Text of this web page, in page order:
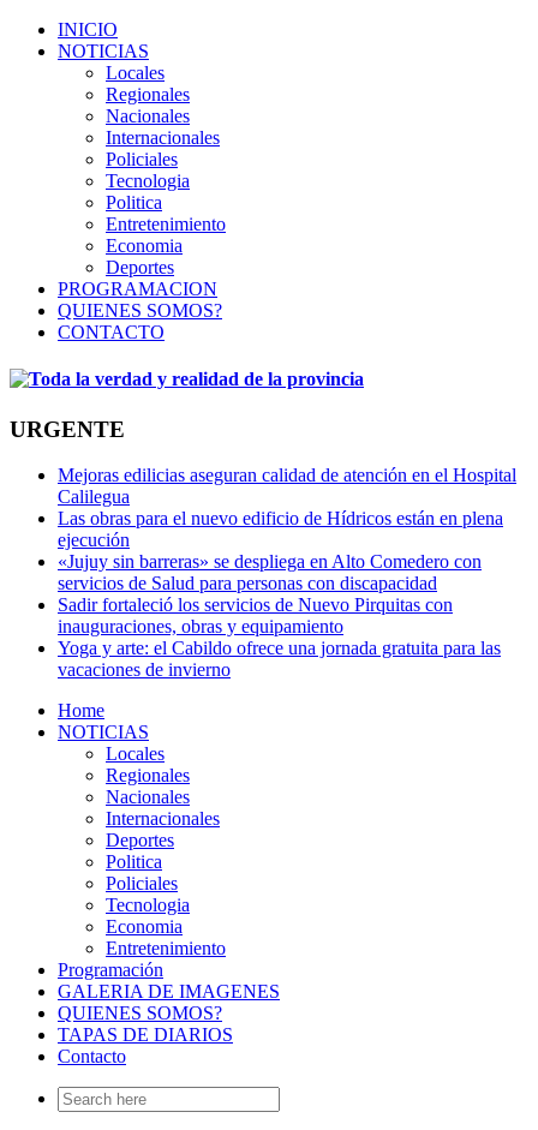
INICIO
NOTICIAS
Locales
Regionales
Nacionales
Internacionales
Policiales
Tecnologia
Politica
Entretenimiento
Economia
Deportes
PROGRAMACION
QUIENES SOMOS?
CONTACTO
URGENTE
Mejoras edilicias aseguran calidad de atención en el Hospital
Calilegua
Las obras para el nuevo edificio de Hídricos están en plena
ejecución
«Jujuy sin barreras» se despliega en Alto Comedero con
servicios de Salud para personas con discapacidad
Sadir fortaleció los servicios de Nuevo Pirquitas con
inauguraciones, obras y equipamiento
Yoga y arte: el Cabildo ofrece una jornada gratuita para las
vacaciones de invierno
Home
NOTICIAS
Locales
Regionales
Nacionales
Internacionales
Deportes
Politica
Policiales
Tecnologia
Economia
Entretenimiento
Programación
GALERIA DE IMAGENES
QUIENES SOMOS?
TAPAS DE DIARIOS
Contacto
Search
for: